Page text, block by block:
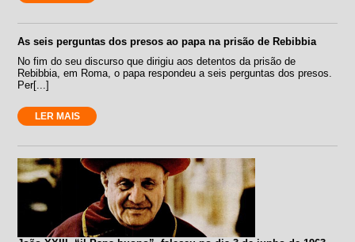
As seis perguntas dos presos ao papa na prisão de Rebibbia
No fim do seu discurso que dirigiu aos detentos da prisão de
Rebibbia, em Roma, o papa respondeu a seis perguntas dos presos.
Per[...]
LER MAIS